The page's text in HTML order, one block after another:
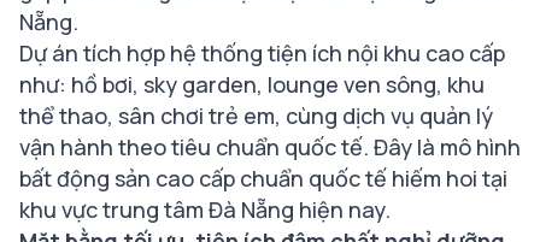
Nẵng.
Dự án tích hợp hệ thống tiện ích nội khu cao cấp
như: hồ bơi, sky garden, lounge ven sông, khu
thể thao, sân chơi trẻ em, cùng dịch vụ quản lý
vận hành theo tiêu chuẩn quốc tế. Đây là mô hình
bất động sản cao cấp chuẩn quốc tế hiếm hoi tại
khu vực trung tâm Đà Nẵng hiện nay.